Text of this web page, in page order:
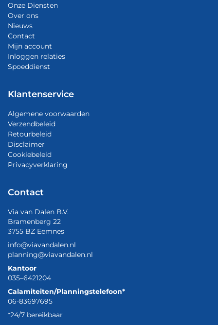
Onze Diensten
Over ons
Nieuws
Contact
Mijn account
Inloggen relaties
Spoeddienst
Klantenservice
Algemene voorwaarden
Verzendbeleid
Retourbeleid
Disclaimer
Cookiebeleid
Privacyverklaring
Contact
Via van Dalen B.V.
Bramenberg 22
3755 BZ Eemnes
info@viavandalen.nl
planning@viavandalen.nl
Kantoor
035–6421204
Calamiteiten/Planningstelefoon*
06-83697695
*24/7 bereikbaar